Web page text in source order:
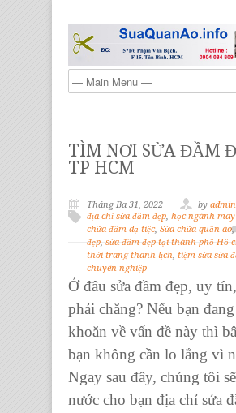
TÌM NƠI SỬA ĐẦM
TP HCM
Tháng Ba 31, 2022 by admin
địa chỉ sửa đầm đẹp, học ngành
chữa đầm dạ tiệc, Sửa chữa quần áo,
đẹp, sửa đầm đẹp tại thành phố Hồ
thời trang thanh lịch, tiệm sửa sửa
chuyên nghiệp
Ở đâu sửa đầm đẹp, uy
phải chăng? Nếu bạn
khoăn về vấn đề này thì
bạn không cần lo lắng vì
Ngay sau đây, chúng tôi
nước cho bạn địa chỉ sửa